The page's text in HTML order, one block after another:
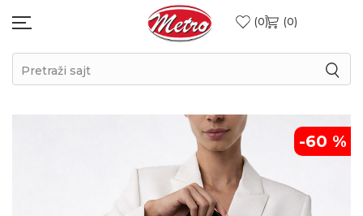
0 0
Pretraži sajt
-60 %